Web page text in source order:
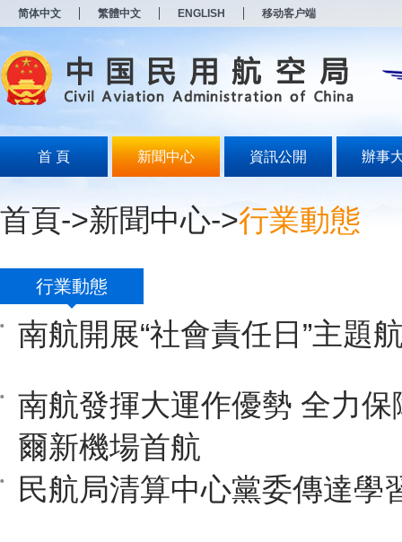
简体中文 繁體中文 ENGLISH 移动客户端
首 頁 新聞中心 資訊公開 辦事
首頁->新聞中心->行業動態
行業動態
南航開展“社會責任日”主題
南航發揮大運作優勢 全力保
爾新機場首航
民航局清算中心黨委傳達學
打
开
无
障
说
Alt
加
导